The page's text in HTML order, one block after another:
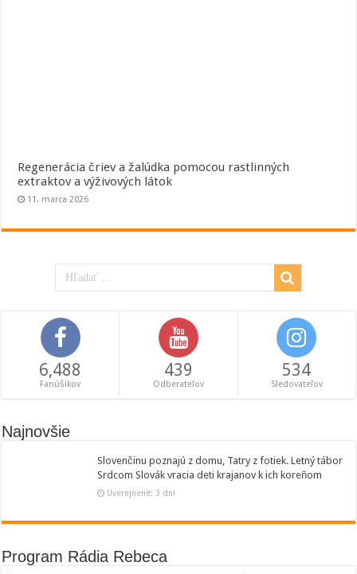
Regenerácia čriev a žalúdka pomocou rastlinných
extraktov a výživových látok
11. marca 2026
6,488
Fanúšikov
439
Odberateľov
534
Sledovateľov
Najnovšie
Slovenčinu poznajú z domu, Tatry z fotiek. Letný tábor
Srdcom Slovák vracia deti krajanov k ich koreňom
Uverejnené: 3 dni
Program Rádia Rebeca